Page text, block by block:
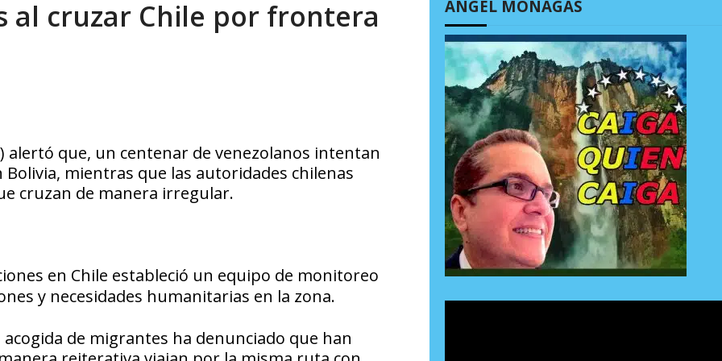
apagones y promesas incumplidas... AGOSTO 6, 2026
al cruzar Chile por frontera
alertó que, un centenar de venezolanos intentan
mientras que las autoridades chilenas
cruzan de manera irregular.
en Chile estableció un equipo de monitoreo
y necesidades humanitarias en la zona.
de migrantes ha denunciado que han
ÁNGEL MONAGAS